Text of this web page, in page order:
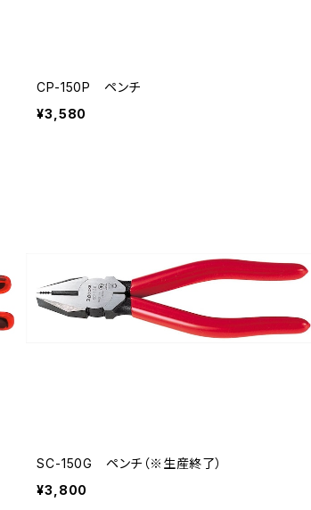
CP-150P ペンチ
¥3,580
SC-150G ペンチ（※生産終了）
¥3,800